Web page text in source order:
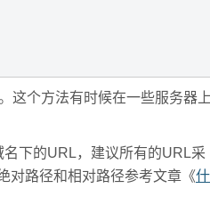
这个方法有时候在一些服务器
下的URL，建议所有的URL采
对路径和相对路径参考文章《什